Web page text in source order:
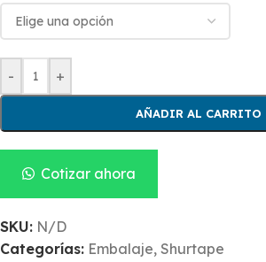
- +
AÑADIR AL CARRITO
Cotizar ahora
SKU: N/D
Categorías: Embalaje, Shurtape